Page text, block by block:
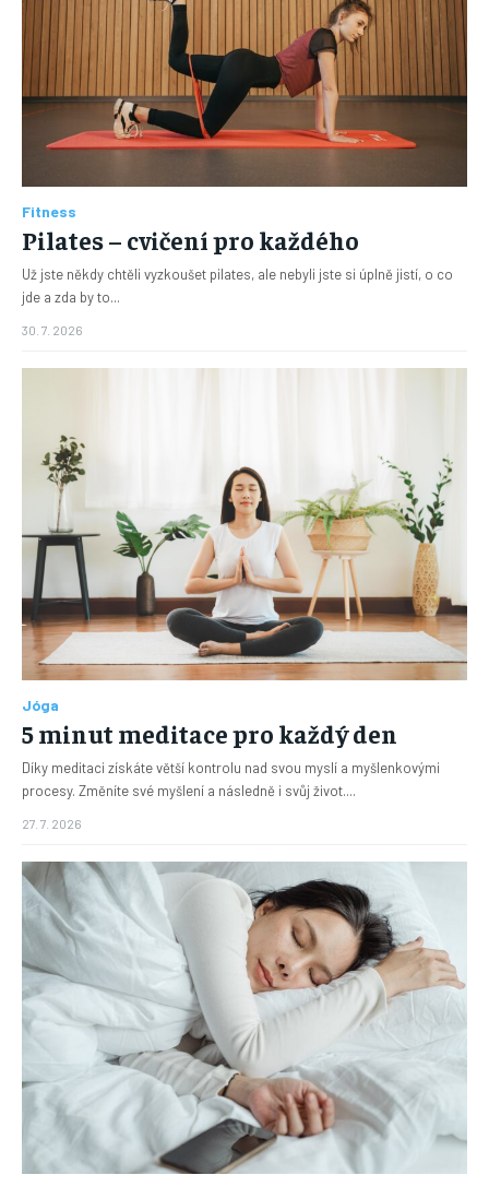
Fitness
Pilates – cvičení pro každého
Už jste někdy chtěli vyzkoušet pilates, ale nebyli jste si úplně jistí, o co
jde a zda by to...
30. 7. 2026
Jóga
5 minut meditace pro každý den
Díky meditaci získáte větší kontrolu nad svou myslí a myšlenkovými
procesy. Změníte své myšlení a následně i svůj život....
27. 7. 2026